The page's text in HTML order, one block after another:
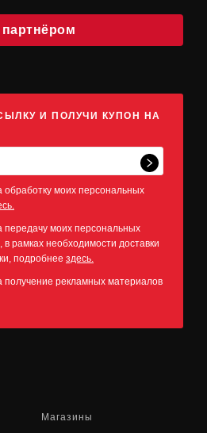
партнёром
И ПОЛУЧИ КУПОН НА
обработку моих персональных
передачу моих персональных
рамках необходимости доставки
подробнее здесь.
получение рекламных материалов
Магазины